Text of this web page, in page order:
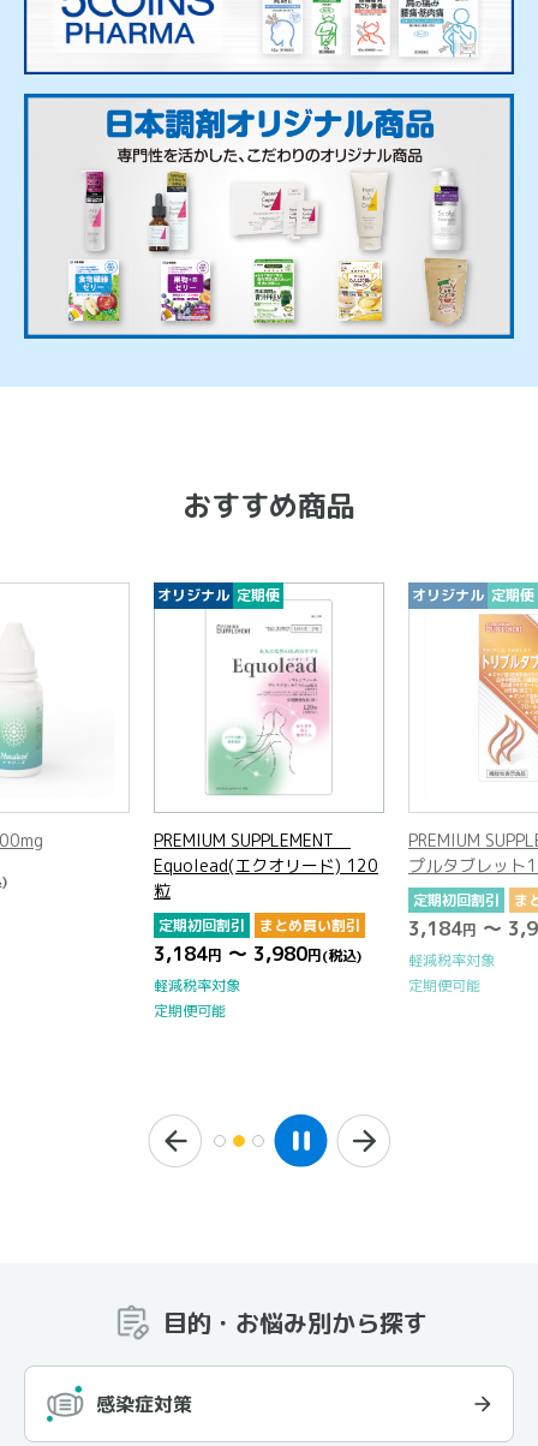
おすすめ商品
定期便
PREMIUM SUPPLEMENT
Equolead(エクオリード) 120
まとめ買い割引
～ 3,980円(税込)
オリジナル 定期便
PREMIUM SUPPLEMENT トリ
プルタブレット150粒
まとめ買い割引
3,184円 ～ 3,980円(税込)
軽減税率対象
目的・お悩み別から探す
感染症対策